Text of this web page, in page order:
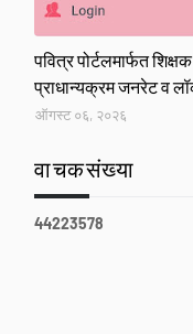
पवित्र पोर्टलमार्फत
प्राधान्यक्रम जनरेट व
ऑगस्ट ०६, २०२६
वाचकसंख्या
44223578